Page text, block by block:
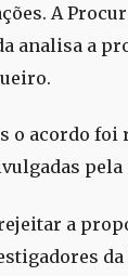
A
analisa a
o acordo foi
pela
a